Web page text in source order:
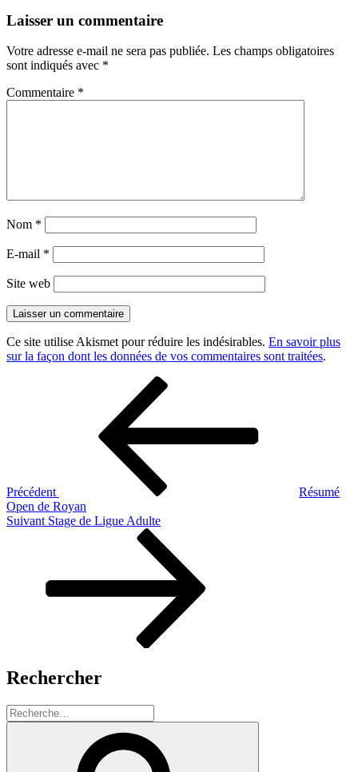
Laisser un commentaire
Votre adresse e-mail ne sera pas publiée. Les champs obligatoires
sont indiqués avec *
Commentaire *
Nom *
E-mail *
Site web
Ce site utilise Akismet pour réduire les indésirables. En savoir plus
sur la façon dont les données de vos commentaires sont traitées.
Précédent
Résumé
Open de Royan
Article
Suivant Stage de Ligue Adulte
Rechercher
Recherche
pour